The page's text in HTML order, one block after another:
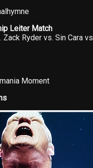
Leiter Match
Ryder vs. Sin Cara
Moment